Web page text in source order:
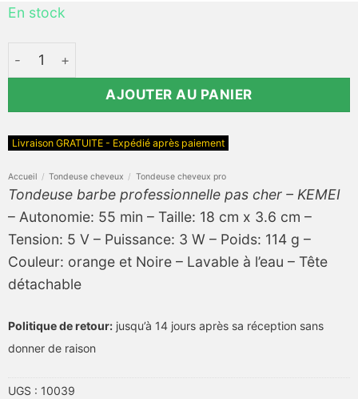
Accueil / Tondeuse cheveux / Tondeuse cheveux pro
Tondeuse barbe professionnelle pas cher – KEMEI
– Autonomie: 55 min – Taille: 18 cm x 3.6 cm –
Tension: 5 V – Puissance: 3 W – Poids: 114 g –
Couleur: orange et Noire – Lavable à l’eau – Tête
détachable
En stock
quantité de Tondeuse barbe professionnelle pas cher -
AJOUTER AU PANIER
Livraison GRATUITE - Expédié après paiement
Politique de retour: jusqu’à 14 jours après sa réception sans
donner de raison
UGS : 10039